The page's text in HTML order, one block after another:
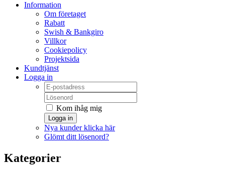
Information
Om företaget
Rabatt
Swish & Bankgiro
Villkor
Cookiepolicy
Projektsida
Kundtjänst
Logga in
Kom ihåg mig
Logga in
Nya kunder klicka här
Glömt ditt lösenord?
Kategorier